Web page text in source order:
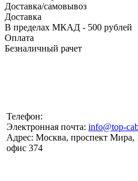
Доставка/самовывоз
Доставка
В пределах МКАД - 500 рублей
Оплата
Безналичный рачет
Телефон:
Электронная почта: info@top-
Адрес: Москва, проспект Мира,
офис 374